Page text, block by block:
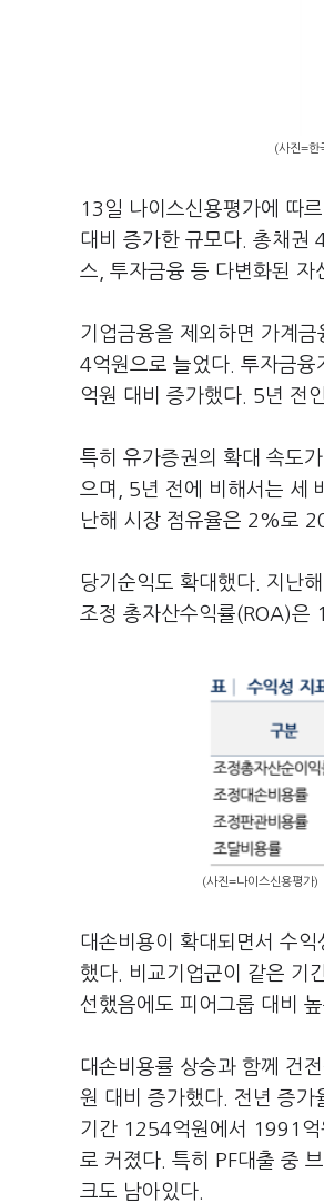
(사진=한
13일 나이스신용평가에 따
대비 증가한 규모다. 총채권
스, 투자금융 등 다변화된 자
기업금융을 제외하면 가계
4억원으로 늘었다. 투자금
억원 대비 증가했다. 5년 전
특히 유가증권의 확대 속도
으며, 5년 전에 비해서는 세
난해 시장 점유율은 2%로
당기순익도 확대했다. 지난
조정 총자산수익률(ROA)
(사진=나이스신용평가)
대손비용이 확대되면서 수
했다. 비교기업군이 같은
선했음에도 피어그룹 대비
대손비용률 상승과 함께 건
원 대비 증가했다. 전년 증
기간 1254억원에서 1991억
로 커졌다. 특히 PF대출 중
크도 남아있다.